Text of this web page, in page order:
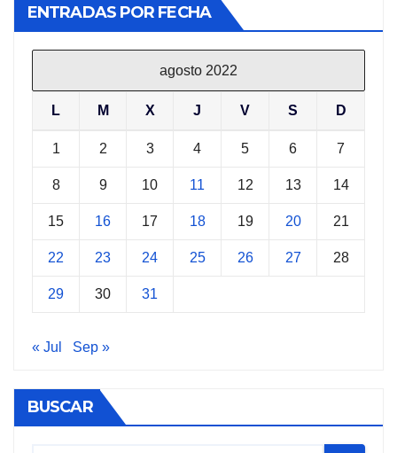
ENTRADAS POR FECHA
agosto 2022
L M X J V S D
1 2 3 4 5 6 7
8 9 10 11 12 13 14
15 16 17 18 19 20 21
22 23 24 25 26 27 28
29 30 31
« Jul Sep »
BUSCAR